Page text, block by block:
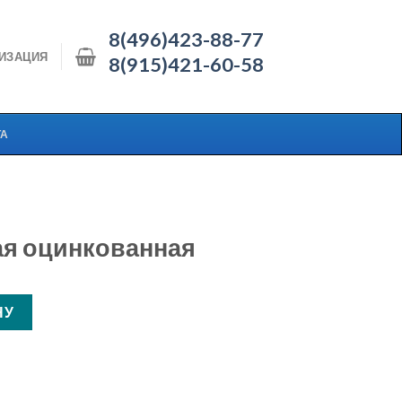
8(496)423-88-77
8(915)421-60-58
оцинкованная